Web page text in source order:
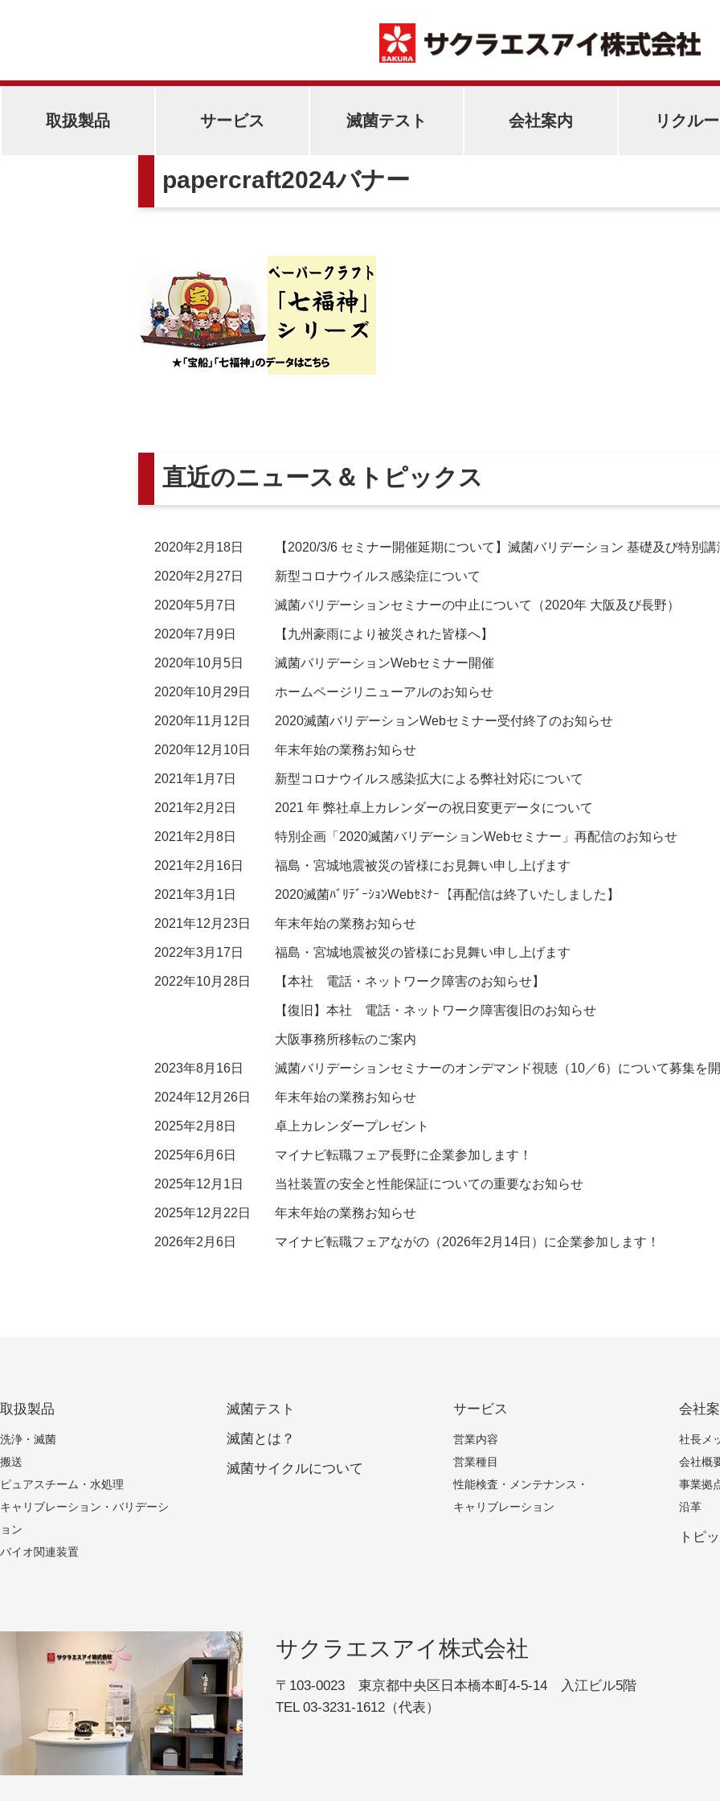
取扱製品 サービス 滅菌テスト 会社案内 リクル
papercraft2024バナー
直近のニュース＆トピックス
2020年2月18日 【2020/3/6 セミナー開催延期について】滅菌バリデーション 基礎及び特別講
2020年2月27日 新型コロナウイルス感染症について
2020年5月7日 滅菌バリデーションセミナーの中止について（2020年 大阪及び長野）
2020年7月9日 【九州豪雨により被災された皆様へ】
2020年10月5日 滅菌バリデーションWebセミナー開催
2020年10月29日 ホームページリニューアルのお知らせ
2020年11月12日 2020滅菌バリデーションWebセミナー受付終了のお知らせ
2020年12月10日 年末年始の業務お知らせ
2021年1月7日 新型コロナウイルス感染拡大による弊社対応について
2021年2月2日 2021 年 弊社卓上カレンダーの祝日変更データについて
2021年2月8日 特別企画「2020滅菌バリデーションWebセミナー」再配信のお知らせ
2021年2月16日 福島・宮城地震被災の皆様にお見舞い申し上げます
2021年3月1日 2020滅菌ﾊﾞﾘﾃﾞｰｼｮﾝWebｾﾐﾅｰ【再配信は終了いたしました】
2021年12月23日 年末年始の業務お知らせ
2022年3月17日 福島・宮城地震被災の皆様にお見舞い申し上げます
2022年10月28日 【本社 電話・ネットワーク障害のお知らせ】
【復旧】本社 電話・ネットワーク障害復旧のお知らせ
大阪事務所移転のご案内
2023年8月16日 滅菌バリデーションセミナーのオンデマンド視聴（10／6）について募集を開
2024年12月26日 年末年始の業務お知らせ
2025年2月8日 卓上カレンダープレゼント
2025年6月6日 マイナビ転職フェア長野に企業参加します！
2025年12月1日 当社装置の安全と性能保証についての重要なお知らせ
2025年12月22日 年末年始の業務お知らせ
2026年2月6日 マイナビ転職フェアながの（2026年2月14日）に企業参加します！
取扱製品
洗浄・滅菌
搬送
ピュアスチーム・水処理
キャリブレーション・バリデーシ
ョン
バイオ関連装置
滅菌テスト
滅菌とは？
滅菌サイクルについて
サービス
営業内容
営業種目
性能検査・メンテナンス・
キャリブレーション
会社
社長メ
会社概
事業拠
沿革
トピ
サクラエスアイ株式会社
〒103-0023 東京都中央区日本橋本町4-5-14 入江ビル5階
TEL 03-3231-1612（代表）